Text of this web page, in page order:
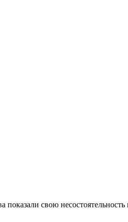
свою несостоятельность